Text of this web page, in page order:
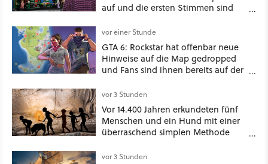
auf und die ersten Stimmen sind
vor einer Stunde
GTA 6: Rockstar hat offenbar neue
Hinweise auf die Map gedropped
und Fans sind ihnen bereits auf der
vor 3 Stunden
Vor 14.400 Jahren erkundeten fünf
Menschen und ein Hund mit einer
überraschend simplen Methode
Spuren für die Ewigkeit
vor 3 Stunden